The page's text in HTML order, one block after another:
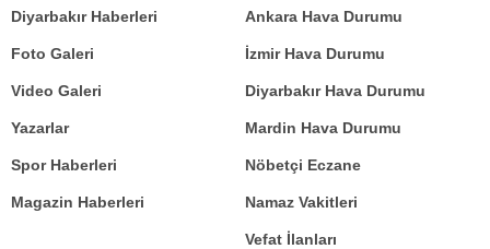
Diyarbakır Haberleri
Foto Galeri
Video Galeri
Yazarlar
Ankara Hava Durumu
İzmir Hava Durumu
Diyarbakır Hava Durumu
Mardin Hava Durumu
Spor Haberleri
Magazin Haberleri
Nöbetçi Eczane
Namaz Vakitleri
Vefat İlanları